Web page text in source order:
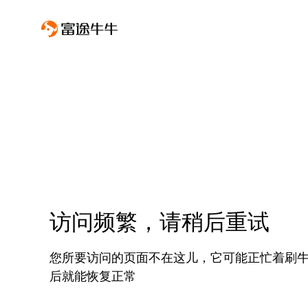
访问频繁，请稍后重试
您所要访问的页面不在这儿，它可能正忙着刷
后就能恢复正常